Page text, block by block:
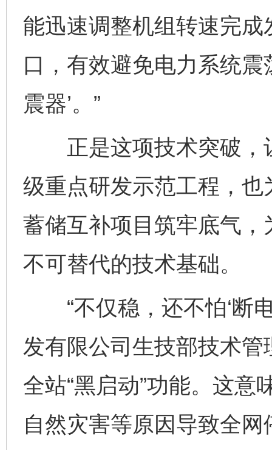
能迅速调整机组转速完成
口，有效避免电力系统震
震器’。”
正是这项技术突破，
级重点研发示范工程，
蓄储互补项目筑牢底气
不可替代的技术基础。
“不仅稳，还不怕‘断电
发有限公司生技部技术
全站“黑启动”功能。这
自然灾害等原因导致全